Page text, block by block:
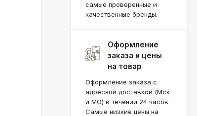
самые проверенные и
качественные бренды.
Оформление
заказа и цены
на товар
Оформление заказа с
адресной доставкой (Мск
и МО) в течении 24 часов.
Самые низкие цены на